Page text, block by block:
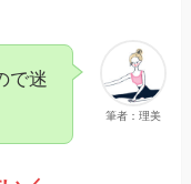
筆者：理美
で迷